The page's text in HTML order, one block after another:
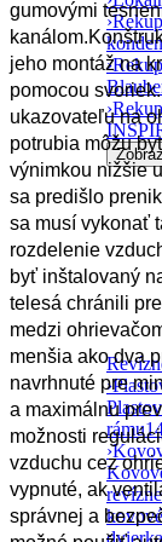
›
›
›
›
rámu
›
gumovými
jeho montáž na
pomocou
ukazovateľu na
potrubia môžu
výnimkou nižšie
sa predišlo
sa musí vykonať
rozdelenie
byť inštalovaný
telesá chránili
medzi
menšia ako dva
navrhnuté pre
a ​​maximálnu
možnosti
vzduchu cez
vypnuté, ak
správnej a